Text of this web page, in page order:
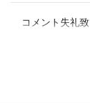
コメント失礼